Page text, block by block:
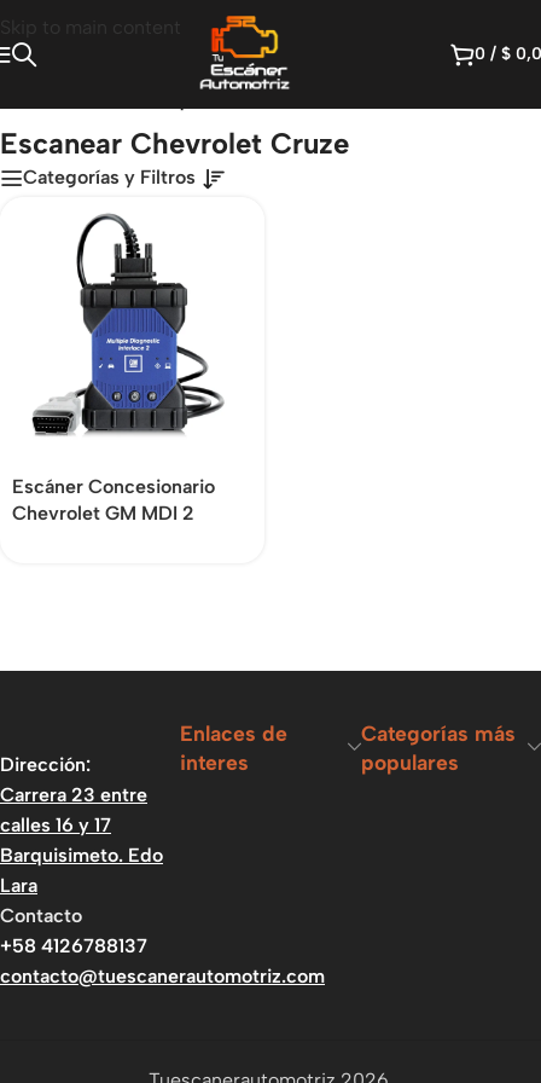
Skip to main content
0 / $
Escanear Chevrolet Cruze
Categorías y Filtros
Escáner Concesionario
Chevrolet GM MDI 2
Dirección:
Carrera 23 entre
calles 16 y 17
Barquisimeto. Edo
Lara
Contacto
+58 4126788137
contacto@tuescanerautomotriz.com
Enlaces de
interes
Categorías más
populares